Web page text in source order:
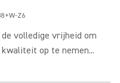
Z6
volledige vrijheid om
op te nemen...